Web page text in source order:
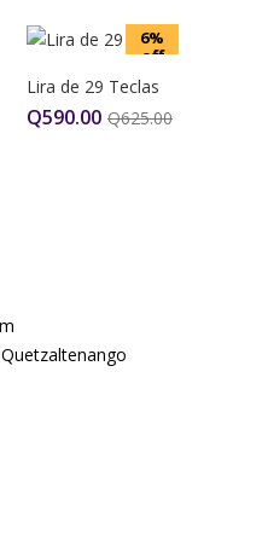
6%
off
Lira de 29 Teclas
Q590.00 Q625.00